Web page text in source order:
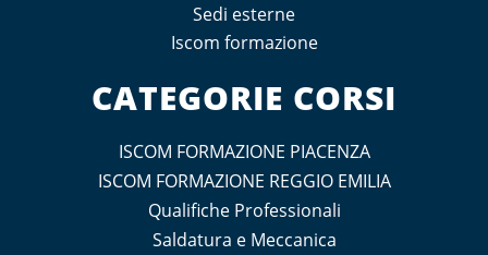
Sedi esterne
Iscom formazione
CATEGORIE CORSI
ISCOM FORMAZIONE PIACENZA
ISCOM FORMAZIONE REGGIO EMILIA
Qualifiche Professionali
Saldatura e Meccanica